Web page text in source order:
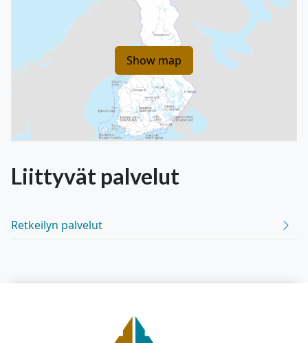
Show map
Liittyvät palvelut
Retkeilyn palvelut